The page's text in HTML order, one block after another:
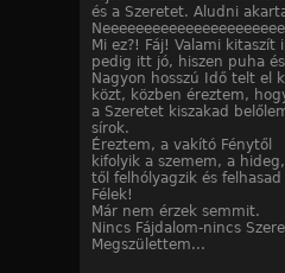
és a Szeretet. Aludni
Mi ez?! Fáj! Valami kitaszít
pedig itt jó, hiszen puha
Nagyon hosszú Idő telt el
közt, közben éreztem,
a Szeretet kiszakad
sírok.
Éreztem, a vakító Fénytől
kifolyik a szemem, a
től felhólyagzik és
Félek!
Már nem érzek semmit.
Nincs Fájdalom-nincs
Megszülettem...